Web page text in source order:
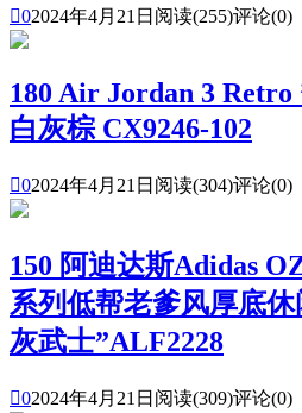
02024年4月21日 阅读(255)评论(0)
180 Air Jordan 3 Retro
白灰棕 CX9246-102
02024年4月21日 阅读(304)评论(0)
150 阿迪达斯Adidas
系列低帮老爹风厚底
灰武士”ALF2228
02024年4月21日 阅读(309)评论(0)